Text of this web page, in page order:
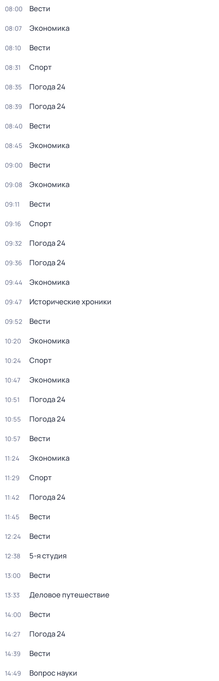
08:00 Вести
08:07 Экономика
08:10 Вести
08:31 Спорт
08:35 Погода 24
08:39 Погода 24
08:40 Вести
08:45 Экономика
09:00 Вести
09:08 Экономика
09:11 Вести
09:16 Спорт
09:32 Погода 24
09:36 Погода 24
09:44 Экономика
09:47 Исторические хроники
09:52 Вести
10:20 Экономика
10:24 Спорт
10:47 Экономика
10:51 Погода 24
10:55 Погода 24
10:57 Вести
11:24 Экономика
11:29 Спорт
11:42 Погода 24
11:45 Вести
12:24 Вести
12:38 5-я студия
13:00 Вести
13:33 Деловое путешествие
14:00 Вести
14:27 Погода 24
14:39 Вести
14:49 Вопрос науки